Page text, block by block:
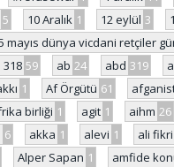
5 10 Aralık 1 12 eylül 3
mayıs dünya vicdani retçiler
318 59 ab 24 abd 319
1 Af Örgütü 61
birliği 1 agit 1 aihm 26
6 akka 1 alevi 1 ali fikri
Alper Sapan 1 amfide